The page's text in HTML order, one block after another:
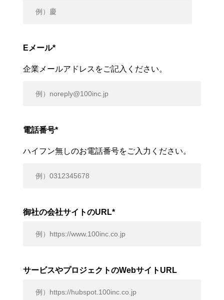
Eメール*
企業メールアドレスをご記入ください。
電話番号*
ハイフン無しのお電話番号をご入力ください。
御社の会社サイトのURL*
サービスやプロジェクトのWebサイトURL